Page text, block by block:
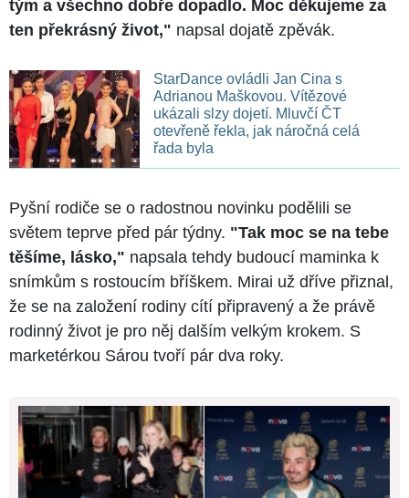
tým a všechno dobře dopadlo. Moc děkujeme za
ten překrásný život," napsal dojatě zpěvák.
StarDance ovládli Jan Cina s
Adrianou Maškovou. Vítězové
ukázali slzy dojetí. Mluvčí ČT
otevřeně řekla, jak náročná celá
řada byla
Pyšní rodiče se o radostnou novinku podělili se
světem teprve před pár týdny. "Tak moc se na tebe
těšíme, lásko," napsala tehdy budoucí maminka k
snímkům s rostoucím bříškem. Mirai už dříve přiznal,
že se na založení rodiny cítí připravený a že právě
rodinný život je pro něj dalším velkým krokem. S
marketérkou Sárou tvoří pár dva roky.